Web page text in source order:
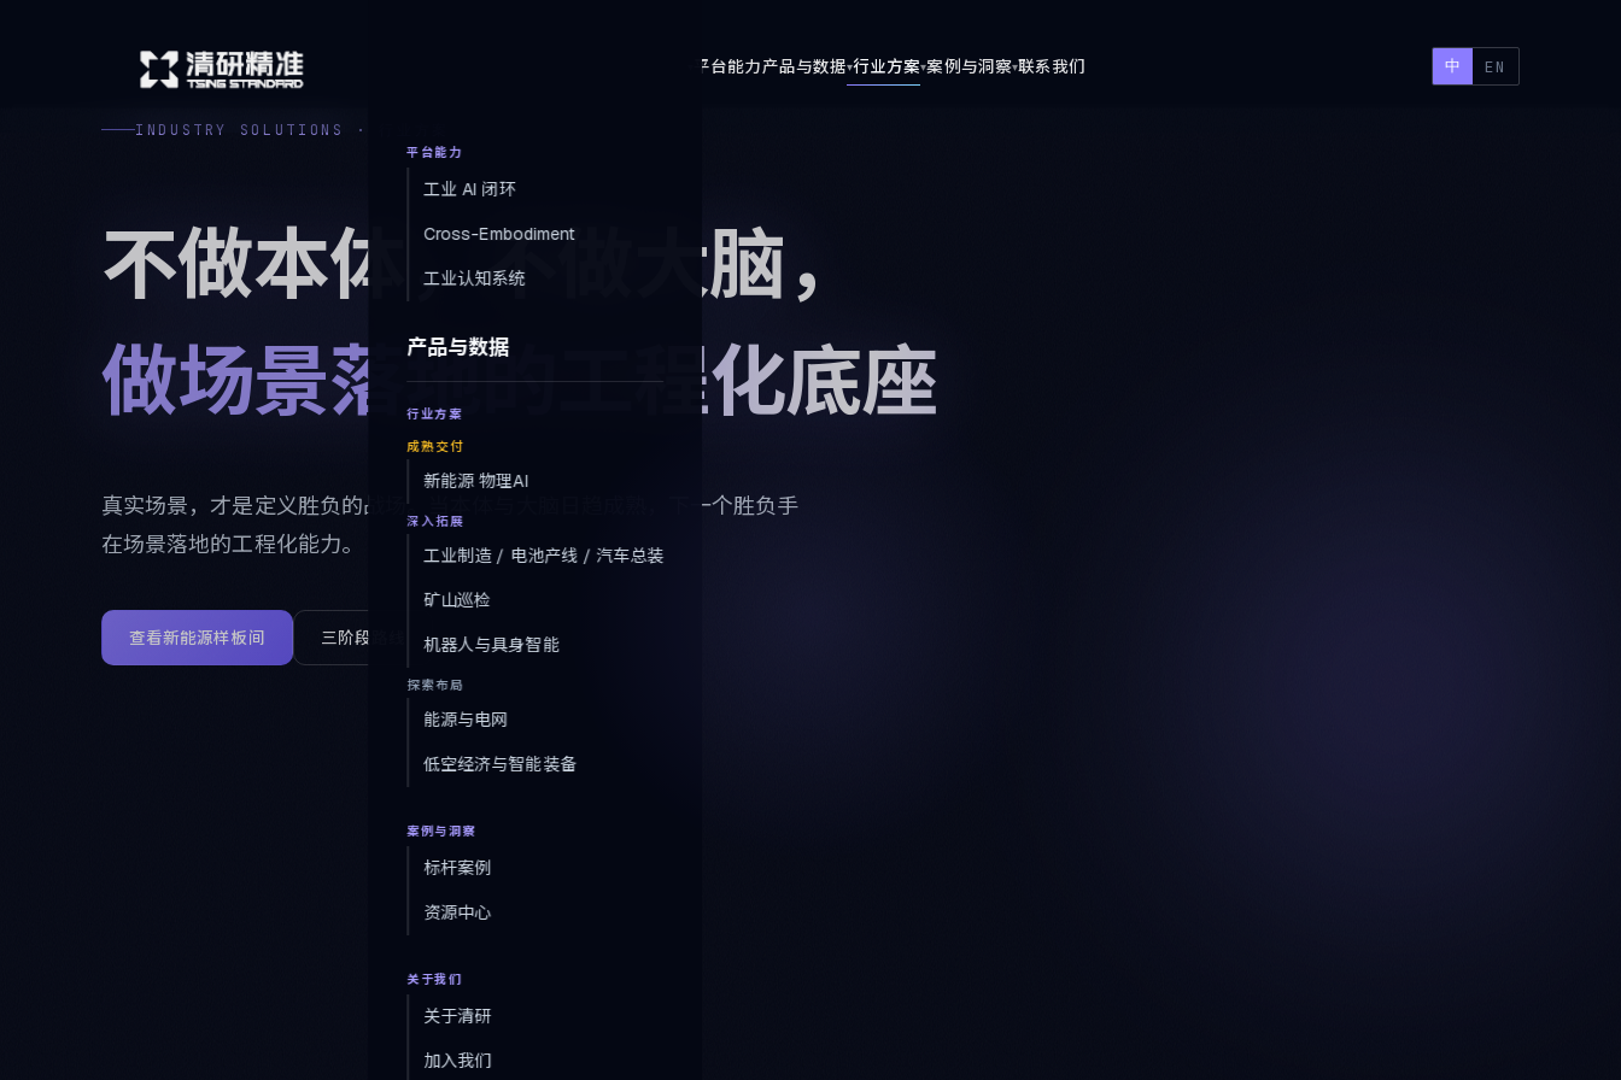
平台能力产品与数据 行业方案 案例与洞察 联系我们 中 EN
平台能力
工业 AI 闭环
Cross-Embodiment
工业认知系统
产品与数据
行业方案
成熟交付
新能源 物理AI
深入拓展
工业制造 / 电池产线 / 汽车总装
矿山巡检
机器人与具身智能
探索布局
能源与电网
低空经济与智能装备
案例与洞察
标杆案例
资源中心
关于我们
关于清研
加入我们
INDUSTRY SOLUTIONS · 行业方案
不做本体，不做大脑，
做场景落地的工程化底座
真实场景，才是定义胜负的战场。当本体与大脑日趋成熟，下一个胜负手
在场景落地的工程化能力。
查看新能源样板间 三阶段路线